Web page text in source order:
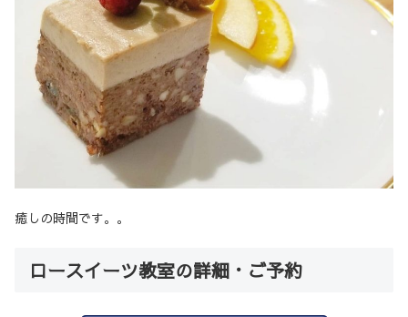
癒しの時間です。。
ロースイーツ教室の詳細・ご予約